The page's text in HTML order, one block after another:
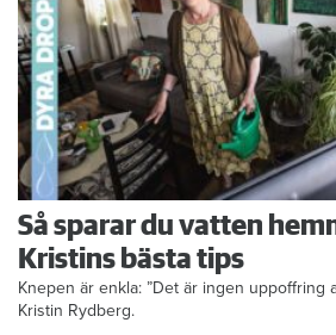
Så sparar du vatten
Kristins bästa tips
Knepen är enkla: ”Det är ingen uppoffring
Kristin Rydberg.